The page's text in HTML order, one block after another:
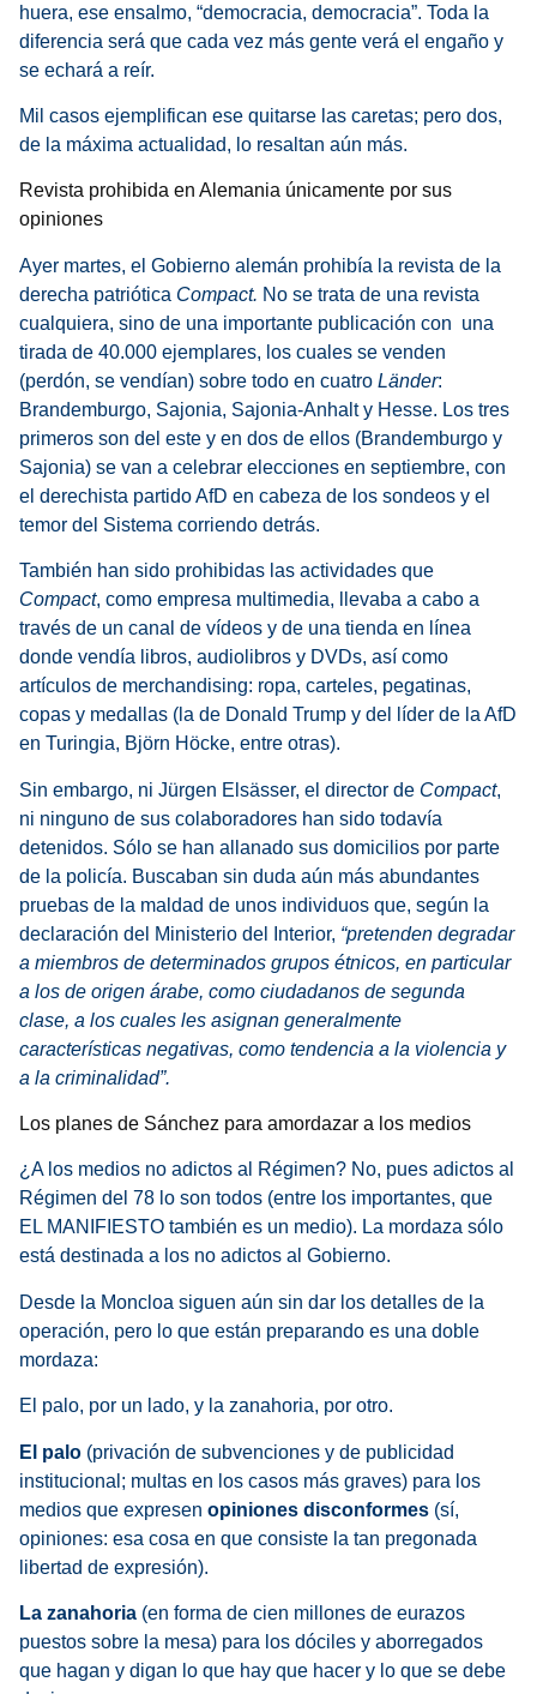
huera, ese ensalmo, “democracia, democracia”. Toda la
diferencia será que cada vez más gente verá el engaño y
se echará a reír.
Mil casos ejemplifican ese quitarse las caretas; pero dos,
de la máxima actualidad, lo resaltan aún más.
Revista prohibida en Alemania únicamente por sus
opiniones
Ayer martes, el Gobierno alemán prohibía la revista de la
derecha patriótica Compact. No se trata de una revista
cualquiera, sino de una importante publicación con una
tirada de 40.000 ejemplares, los cuales se venden
(perdón, se vendían) sobre todo en cuatro Länder:
Brandemburgo, Sajonia, Sajonia-Anhalt y Hesse. Los tres
primeros son del este y en dos de ellos (Brandemburgo y
Sajonia) se van a celebrar elecciones en septiembre, con
el derechista partido AfD en cabeza de los sondeos y el
temor del Sistema corriendo detrás.
También han sido prohibidas las actividades que
Compact, como empresa multimedia, llevaba a cabo a
través de un canal de vídeos y de una tienda en línea
donde vendía libros, audiolibros y DVDs, así como
artículos de merchandising: ropa, carteles, pegatinas,
copas y medallas (la de Donald Trump y del líder de la AfD
en Turingia, Björn Höcke, entre otras).
Sin embargo, ni Jürgen Elsässer, el director de Compact,
ni ninguno de sus colaboradores han sido todavía
detenidos. Sólo se han allanado sus domicilios por parte
de la policía. Buscaban sin duda aún más abundantes
pruebas de la maldad de unos individuos que, según la
declaración del Ministerio del Interior, “pretenden degradar
a miembros de determinados grupos étnicos, en particular
a los de origen árabe, como ciudadanos de segunda
clase, a los cuales les asignan generalmente
características negativas, como tendencia a la violencia y
a la criminalidad”.
Los planes de Sánchez para amordazar a los medios
¿A los medios no adictos al Régimen? No, pues adictos al
Régimen del 78 lo son todos (entre los importantes, que
EL MANIFIESTO también es un medio). La mordaza sólo
está destinada a los no adictos al Gobierno.
Desde la Moncloa siguen aún sin dar los detalles de la
operación, pero lo que están preparando es una doble
mordaza:
El palo, por un lado, y la zanahoria, por otro.
El palo (privación de subvenciones y de publicidad
institucional; multas en los casos más graves) para los
medios que expresen opiniones disconformes (sí,
opiniones: esa cosa en que consiste la tan pregonada
libertad de expresión).
La zanahoria (en forma de cien millones de eurazos
puestos sobre la mesa) para los dóciles y aborregados
que hagan y digan lo que hay que hacer y lo que se debe